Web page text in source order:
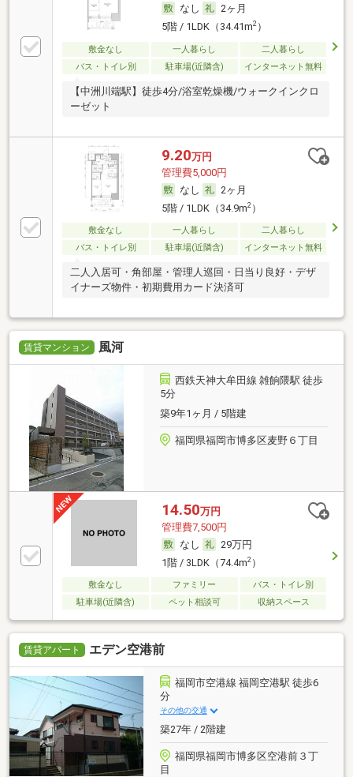
なし
2ヶ月
5階 / 1LDK（34.41m2）
敷金なし 一人暮らし
二人暮らし
バス・トイレ別
駐車場(近隣含) インターネット無料
【中洲川端駅】徒歩4分/浴室乾燥機/ウォークインクロ
ーゼット
9.20万円
管理費5,000円
なし
2ヶ月
5階 / 1LDK（34.9m2）
敷金なし 一人暮らし
二人暮らし
バス・トイレ別
駐車場(近隣含) インターネット無料
二人入居可・角部屋・管理人巡回・日当り良好・デザ
イナーズ物件・初期費用カード決済可
賃貸マンション 風河
西鉄天神大牟田線 雑餉隈駅 徒歩
5分
築9年1ヶ月 / 5階建
福岡県福岡市博多区麦野６丁目
14.50万円
管理費7,500円
なし
29万円
1階 / 3LDK（74.4m2）
敷金なし ファミリー
バス・トイレ別
駐車場(近隣含)
ペット相談可 収納スペース
賃貸アパート エデン空港前
福岡市空港線 福岡空港駅 徒歩6
分
その他の交通
築27年 / 2階建
福岡県福岡市博多区空港前３丁
目